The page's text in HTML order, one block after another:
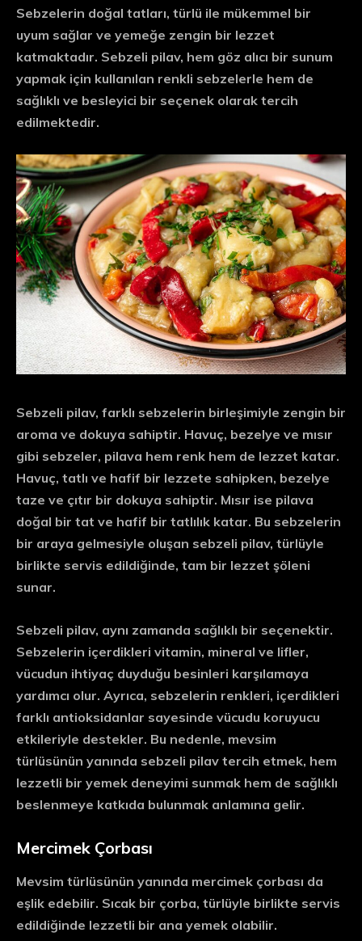
Sebzelerin doğal tatları, türlü ile mükemmel bir
uyum sağlar ve yemeğe zengin bir lezzet
katmaktadır. Sebzeli pilav, hem göz alıcı bir sunum
yapmak için kullanılan renkli sebzelerle hem de
sağlıklı ve besleyici bir seçenek olarak tercih
edilmektedir.
Sebzeli pilav, farklı sebzelerin birleşimiyle zengin bir
aroma ve dokuya sahiptir. Havuç, bezelye ve mısır
gibi sebzeler, pilava hem renk hem de lezzet katar.
Havuç, tatlı ve hafif bir lezzete sahipken, bezelye
taze ve çıtır bir dokuya sahiptir. Mısır ise pilava
doğal bir tat ve hafif bir tatlılık katar. Bu sebzelerin
bir araya gelmesiyle oluşan sebzeli pilav, türlüyle
birlikte servis edildiğinde, tam bir lezzet şöleni
sunar.
Sebzeli pilav, aynı zamanda sağlıklı bir seçenektir.
Sebzelerin içerdikleri vitamin, mineral ve lifler,
vücudun ihtiyaç duyduğu besinleri karşılamaya
yardımcı olur. Ayrıca, sebzelerin renkleri, içerdikleri
farklı antioksidanlar sayesinde vücudu koruyucu
etkileriyle destekler. Bu nedenle, mevsim
türlüsünün yanında sebzeli pilav tercih etmek, hem
lezzetli bir yemek deneyimi sunmak hem de sağlıklı
beslenmeye katkıda bulunmak anlamına gelir.
Mercimek Çorbası
Mevsim türlüsünün yanında mercimek çorbası da
eşlik edebilir. Sıcak bir çorba, türlüyle birlikte servis
edildiğinde lezzetli bir ana yemek olabilir.